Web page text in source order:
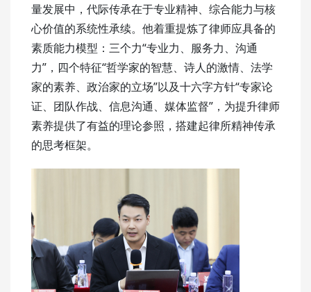
量发展中，代际传承在于专业精神、综合能力与核
心价值的系统性承续。他着重提炼了律师应具备的
素质能力模型：三个力“专业力、服务力、沟通
力”，四个特征“哲学家的智慧、诗人的激情、法学
家的素养、政治家的立场”以及十六字方针“专家论
证、团队作战、信息沟通、媒体监督”，为提升律师
素养提供了有益的理论参照，搭建起律所精神传承
的思考框架。